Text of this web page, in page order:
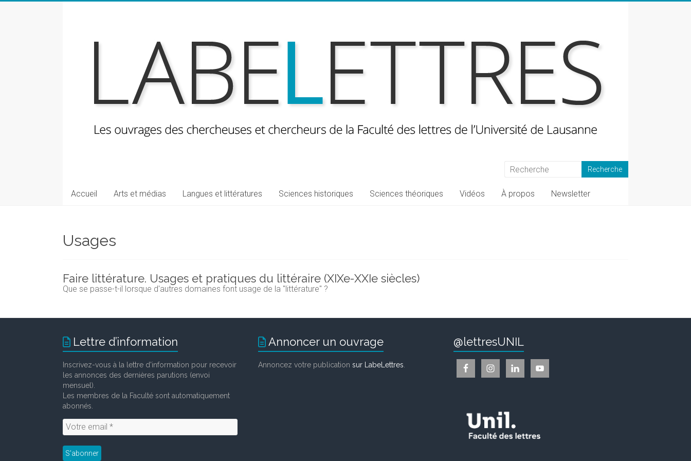
Les
et
chercheurs
la
Faculté
Accueil Arts et médias Langues et littératures Sciences historiques Sciences théoriques Vidéos À propos Newsletter
Usages
Faire littérature. Usages et pratiques du littéraire (XIXe-XXIe siècles)
Que se passe-t-il lorsque d'autres domaines font usage de la "littérature" ?
Lettre d’information
Inscrivez-vous à la lettre d'information pour recevoir
les annonces des dernières parutions (envoi
mensuel).
Les membres de la Faculté sont automatiquement
abonnés.
Annoncer un ouvrage
Annoncez votre publication sur LabeLettres
@lettresUNIL